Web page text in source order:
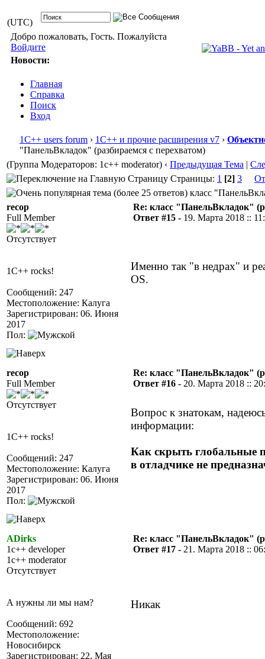
(UTC)
Добро пожаловать, Гость. Пожалуйста
Войдите
Новости:
Главная
Справка
Поиск
Вход
1С++ users forum › 1С++ и прочие расширения v7 ›
"ПанельВкладок" (разбираемся с перехватом)
(Группа Модераторов: 1c++ moderator) ‹ Предыдущая Тема |
Страницы: 1 [2] 3
класс
recop
Full Member
Отсутствует
1C++ rocks!
Сообщений: 247
Местоположение: Калуга
Зарегистрирован: 06. Июня
2017
Пол:
Re: класс "ПанельВкладок"
Ответ #15 - 19. Марта 2018 ::
Именно так "в недрах" и
OS.
recop
Full Member
Отсутствует
1C++ rocks!
Сообщений: 247
Местоположение: Калуга
Зарегистрирован: 06. Июня
2017
Пол:
Re: класс "ПанельВкладок"
Ответ #16 - 20. Марта 2018 ::
Вопрос к знатокам,
информации:
Как скрыть глобальные
в отладчике не
ADirks
1c++ developer
1c++ moderator
Отсутствует
А нужны ли мы нам?
Сообщений: 692
Местоположение:
Новосибирск
Зарегистрирован: 22. Мая
Re: класс "ПанельВкладок"
Ответ #17 - 21. Марта 2018 ::
Никак